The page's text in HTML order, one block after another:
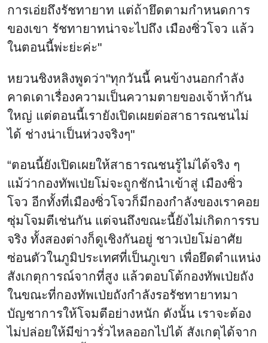
การเอ่ยถึงรัชทายาท แต่ถ้ายึดตามกำหนดการ
ของเขา รัชทายาทน่าจะไปถึง เมืองซิ่วโจว แล้ว
ในตอนนี้พ่ะย่ะค่ะ"
หยวนชิงหลิงพูดว่า"ทุกวันนี้ คนข้างนอกกำลัง
คาดเดาเรื่องความเป็นความตายของเจ้าห้ากัน
ใหญ่ แต่ตอนนี้เรายังเปิดเผยต่อสาธารณชนไม่
ได้ ช่างน่าเป็นห่วงจริงๆ"
“ตอนนี้ยังเปิดเผยให้สาธารณชนรู้ไม่ได้จริง ๆ
แม้ว่ากองทัพเป่ยโม่จะถูกชักนำเข้าสู่ เมืองซิ่ว
โจว อีกทั้งที่เมืองซิ่วโจวก็มีกองกำลังของเราคอย
ซุ่มโจมตีเช่นกัน แต่จนถึงขณะนี้ยังไม่เกิดการรบ
จริง ทั้งสองต่างก็ดูเชิงกันอยู่ ชาวเป่ยโม่อาศัย
ซ่อนตัวในภูมิประเทศที่เป็นภูเขา เพื่อยึดตำแหน่ง
สังเกตุการณ์จากที่สูง แล้วตอบโต้กองทัพเป่ยถัง
ในขณะที่กองทัพเป่ยถังกำลังรอรัชทายาทมา
บัญชาการให้โจมตีอย่างหนัก ดังนั้น เราจะต้อง
ไม่ปล่อยให้มีข่าวรั่วไหลออกไปได้ สังเกตุได้จาก